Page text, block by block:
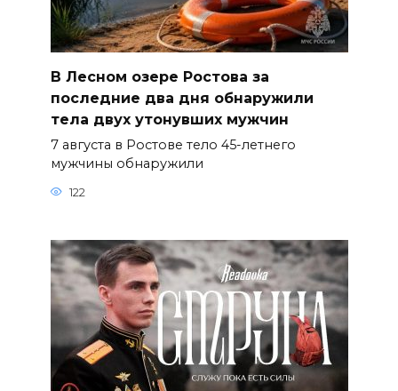
В Лесном озере Ростова за
последние два дня обнаружили
тела двух утонувших мужчин
7 августа в Ростове тело 45-летнего
мужчины обнаружили
122